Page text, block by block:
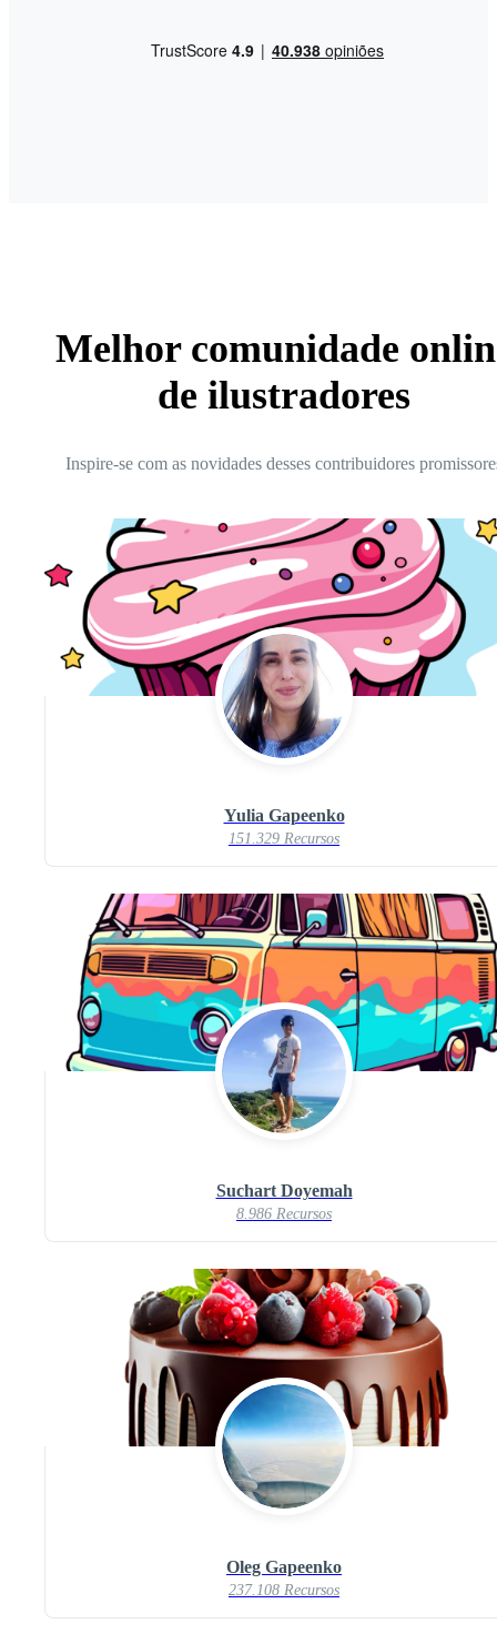
Melhor comunidade
de ilustradores
Inspire-se com as novidades desses contribuidores
Yulia Gapeenko
151.329 Recursos
Suchart Doyemah
8.986 Recursos
Oleg Gapeenko
237.108 Recursos